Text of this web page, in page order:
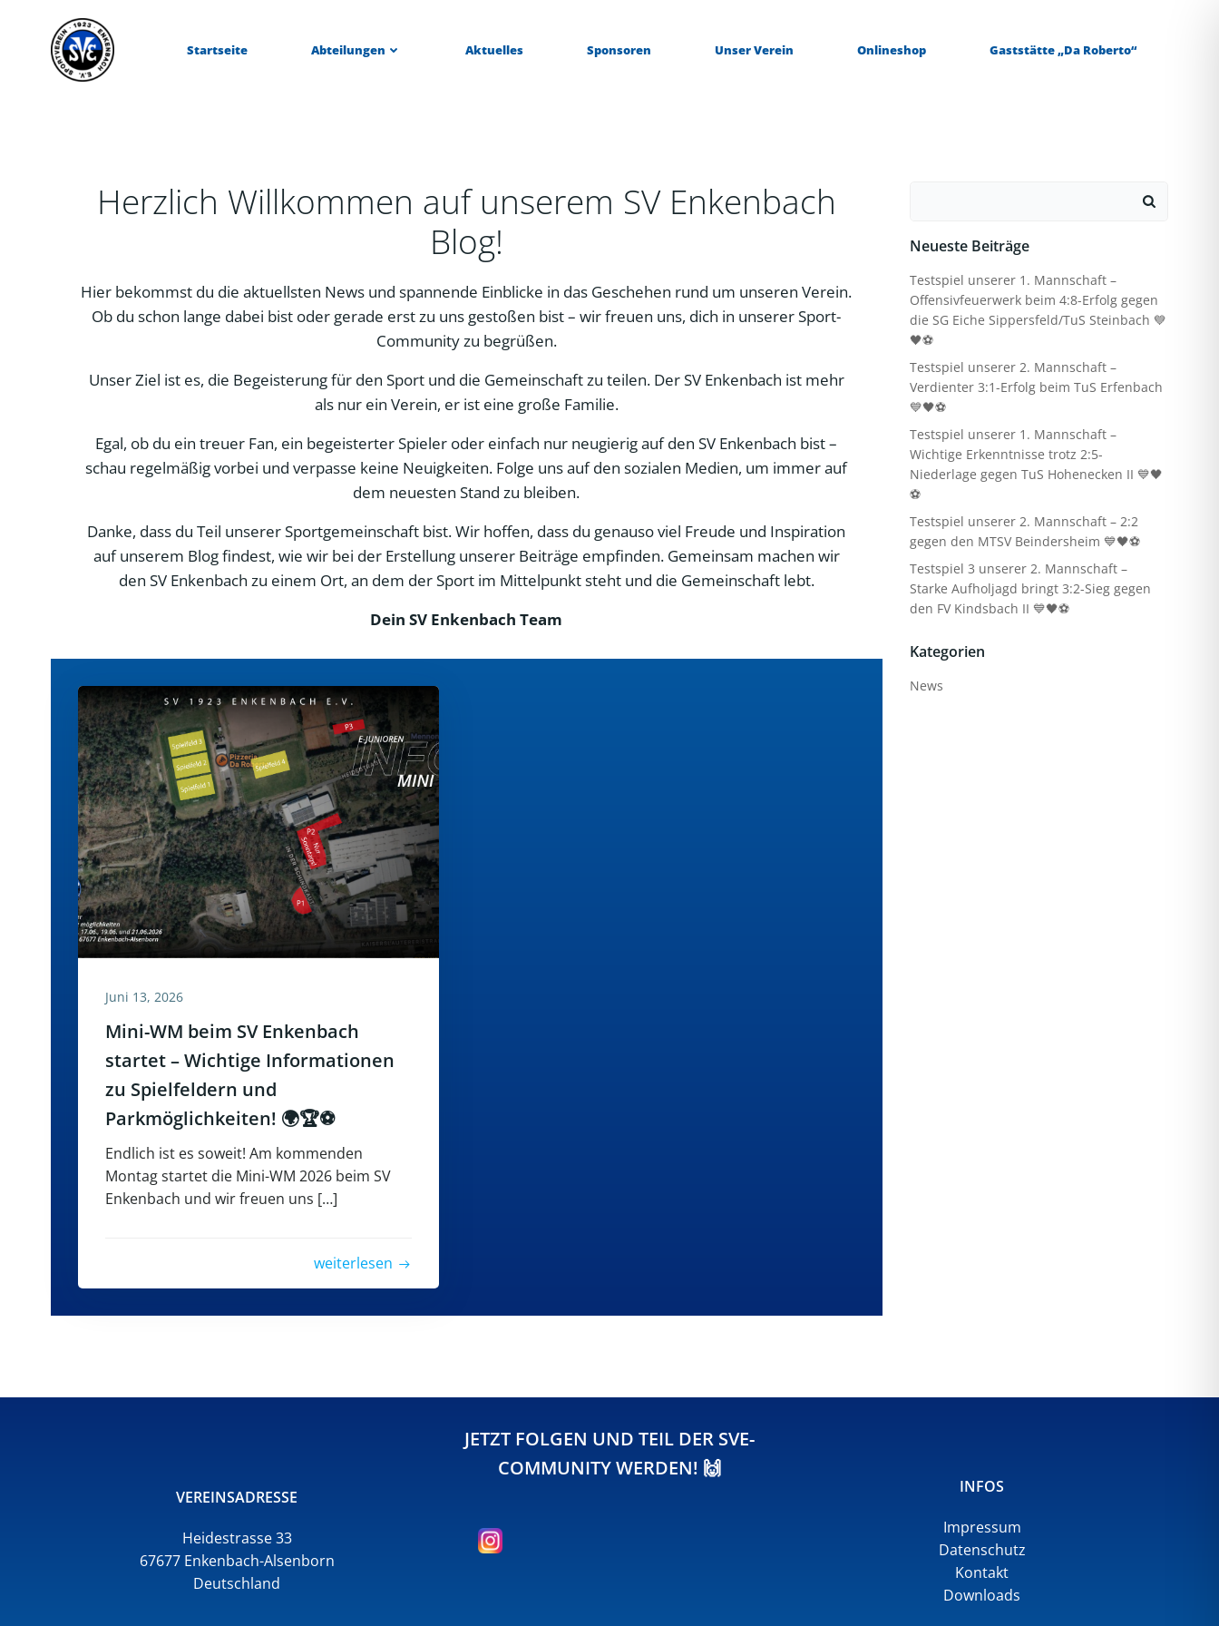
springen
Startseite Abteilungen Aktuelles Sponsoren Unser Verein Onlineshop Gaststätte „Da Roberto“
Herzlich Willkommen auf unserem SV Enkenbach
Blog!
Hier bekommst du die aktuellsten News und spannende Einblicke in das Geschehen rund um unseren Verein.
Ob du schon lange dabei bist oder gerade erst zu uns gestoßen bist – wir freuen uns, dich in unserer Sport-
Community zu begrüßen.
Unser Ziel ist es, die Begeisterung für den Sport und die Gemeinschaft zu teilen. Der SV Enkenbach ist mehr
als nur ein Verein, er ist eine große Familie.
Egal, ob du ein treuer Fan, ein begeisterter Spieler oder einfach nur neugierig auf den SV Enkenbach bist –
schau regelmäßig vorbei und verpasse keine Neuigkeiten. Folge uns auf den sozialen Medien, um immer auf
dem neuesten Stand zu bleiben.
Danke, dass du Teil unserer Sportgemeinschaft bist. Wir hoffen, dass du genauso viel Freude und Inspiration
auf unserem Blog findest, wie wir bei der Erstellung unserer Beiträge empfinden. Gemeinsam machen wir
den SV Enkenbach zu einem Ort, an dem der Sport im Mittelpunkt steht und die Gemeinschaft lebt.
Dein SV Enkenbach Team
Juni 13, 2026
Mini-WM beim SV Enkenbach
startet – Wichtige Informationen
zu Spielfeldern und
Parkmöglichkeiten! 🌍🏆⚽
Endlich ist es soweit! Am kommenden
Montag startet die Mini-WM 2026 beim SV
Enkenbach und wir freuen uns […]
weiterlesen
Neueste Beiträge
Testspiel unserer 1. Mannschaft –
Offensivfeuerwerk beim 4:8-Erfolg gegen
die SG Eiche Sippersfeld/TuS Steinbach 💙
🖤⚽
Testspiel unserer 2. Mannschaft –
Verdienter 3:1-Erfolg beim TuS Erfenbach
💙🖤⚽
Testspiel unserer 1. Mannschaft –
Wichtige Erkenntnisse trotz 2:5-
Niederlage gegen TuS Hohenecken II 💙🖤
⚽
Testspiel unserer 2. Mannschaft – 2:2
gegen den MTSV Beindersheim 💙🖤⚽
Testspiel 3 unserer 2. Mannschaft –
Starke Aufholjagd bringt 3:2-Sieg gegen
den FV Kindsbach II 💙🖤⚽
Kategorien
News
VEREINSADRESSE
Heidestrasse 33
67677 Enkenbach-Alsenborn
Deutschland
JETZT FOLGEN UND TEIL DER SVE-
COMMUNITY WERDEN! 🙌
INFOS
Impressum
Datenschutz
Kontakt
Downloads